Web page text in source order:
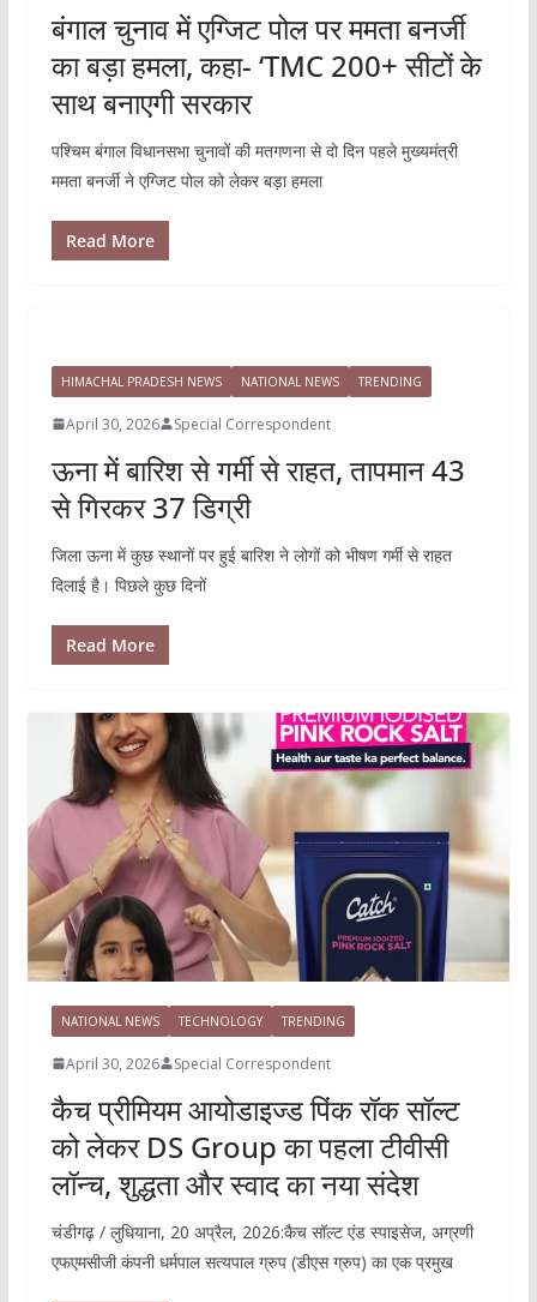
बंगाल चुनाव में एग्जिट पोल पर ममता बनर्जी
का बड़ा हमला, कहा- ‘TMC 200+ सीटों के
साथ बनाएगी सरकार
पश्चिम बंगाल विधानसभा चुनावों की मतगणना से दो दिन पहले मुख्यमंत्री
ममता बनर्जी ने एग्जिट पोल को लेकर बड़ा हमला
Read More
HIMACHAL PRADESH NEWS NATIONAL NEWS TRENDING
April 30, 2026 Special Correspondent
ऊना में बारिश से गर्मी से राहत, तापमान 43
से गिरकर 37 डिग्री
जिला ऊना में कुछ स्थानों पर हुई बारिश ने लोगों को भीषण गर्मी से राहत
दिलाई है। पिछले कुछ दिनों
Read More
NATIONAL NEWS TECHNOLOGY TRENDING
April 30, 2026 Special Correspondent
कैच प्रीमियम आयोडाइज्ड पिंक रॉक सॉल्ट
को लेकर DS Group का पहला टीवीसी
लॉन्च, शुद्धता और स्वाद का नया संदेश
चंडीगढ़ / लुधियाना, 20 अप्रैल, 2026:कैच सॉल्ट एंड स्पाइसेज, अग्रणी
एफएमसीजी कंपनी धर्मपाल सत्यपाल ग्रुप (डीएस ग्रुप) का एक प्रमुख